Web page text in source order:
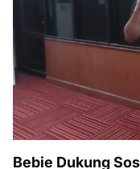
Bebie Dukung